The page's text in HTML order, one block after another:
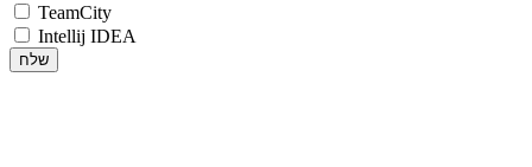
TeamCity
Intellij IDEA